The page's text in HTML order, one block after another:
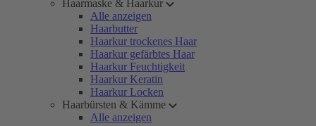
Haarmaske & Haarkur
Alle anzeigen
Haarbutter
Haarkur trockenes Haar
Haarkur gefärbtes Haar
Haarkur Feuchtigkeit
Haarkur Keratin
Haarkur Locken
Haarbürsten & Kämme
Alle anzeigen